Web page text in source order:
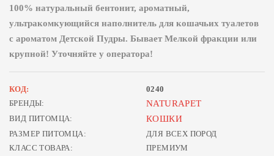
100% натуральный бентонит, ароматный,
ультракомкующийся наполнитель для кошачьих туалетов
c ароматом Детской Пудры. Бывает Мелкой фракции или
крупной! Уточняйте у оператора!
КОД:
0240
БРЕНДЫ:
NATURAPET
ВИД ПИТОМЦА: КОШКИ
РАЗМЕР ПИТОМЦА:
ДЛЯ ВСЕХ ПОРОД
КЛАСС ТОВАРА:
ПРЕМИУМ